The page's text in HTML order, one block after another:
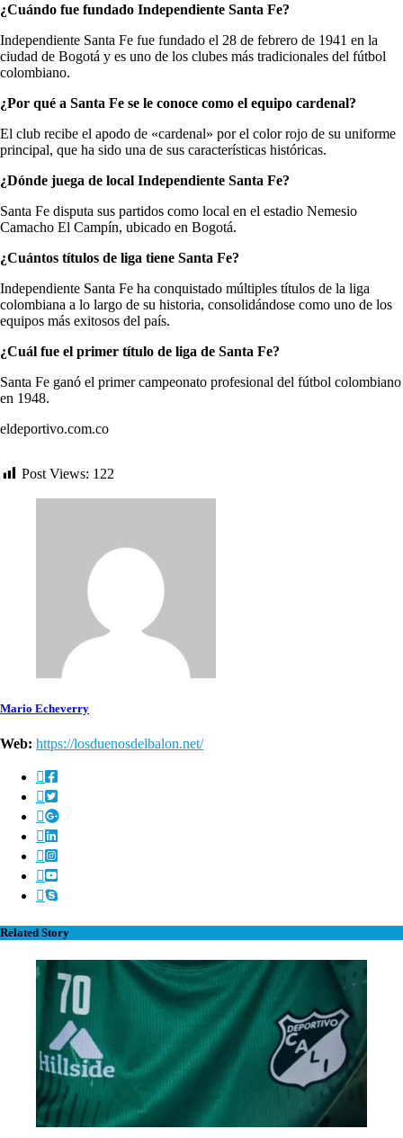
¿Cuándo fue fundado Independiente Santa Fe?
Independiente Santa Fe fue fundado el 28 de febrero de 1941 en la
ciudad de Bogotá y es uno de los clubes más tradicionales del fútbol
colombiano.
¿Por qué a Santa Fe se le conoce como el equipo cardenal?
El club recibe el apodo de «cardenal» por el color rojo de su uniforme
principal, que ha sido una de sus características históricas.
¿Dónde juega de local Independiente Santa Fe?
Santa Fe disputa sus partidos como local en el estadio Nemesio
Camacho El Campín, ubicado en Bogotá.
¿Cuántos títulos de liga tiene Santa Fe?
Independiente Santa Fe ha conquistado múltiples títulos de la liga
colombiana a lo largo de su historia, consolidándose como uno de los
equipos más exitosos del país.
¿Cuál fue el primer título de liga de Santa Fe?
Santa Fe ganó el primer campeonato profesional del fútbol colombiano
en 1948.
eldeportivo.com.co
Post Views: 122
Mario Echeverry
Web: https://losduenosdelbalon.net/
Related Story